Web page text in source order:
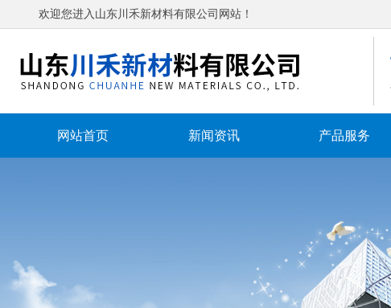
欢迎您进入山东川禾新材料有限公司网站！
网站首页 新闻资讯 产品服务